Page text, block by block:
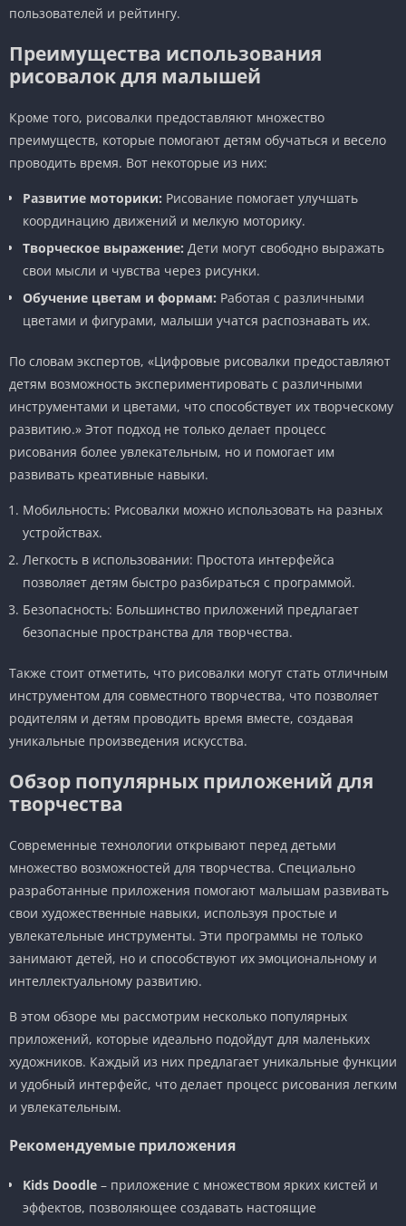
пользователей и рейтингу.
Преимущества использования
рисовалок для малышей
Кроме того, рисовалки предоставляют множество
преимуществ, которые помогают детям обучаться и весело
проводить время. Вот некоторые из них:
Развитие моторики: Рисование помогает улучшать
координацию движений и мелкую моторику.
Творческое выражение: Дети могут свободно выражать
свои мысли и чувства через рисунки.
Обучение цветам и формам: Работая с различными
цветами и фигурами, малыши учатся распознавать их.
По словам экспертов, «Цифровые рисовалки предоставляют
детям возможность экспериментировать с различными
инструментами и цветами, что способствует их творческому
развитию.» Этот подход не только делает процесс
рисования более увлекательным, но и помогает им
развивать креативные навыки.
Мобильность: Рисовалки можно использовать на разных
устройствах.
Легкость в использовании: Простота интерфейса
позволяет детям быстро разбираться с программой.
Безопасность: Большинство приложений предлагает
безопасные пространства для творчества.
Также стоит отметить, что рисовалки могут стать отличным
инструментом для совместного творчества, что позволяет
родителям и детям проводить время вместе, создавая
уникальные произведения искусства.
Обзор популярных приложений для
творчества
Современные технологии открывают перед детьми
множество возможностей для творчества. Специально
разработанные приложения помогают малышам развивать
свои художественные навыки, используя простые и
увлекательные инструменты. Эти программы не только
занимают детей, но и способствуют их эмоциональному и
интеллектуальному развитию.
В этом обзоре мы рассмотрим несколько популярных
приложений, которые идеально подойдут для маленьких
художников. Каждый из них предлагает уникальные функции
и удобный интерфейс, что делает процесс рисования легким
и увлекательным.
Рекомендуемые приложения
Kids Doodle – приложение с множеством ярких кистей и
эффектов, позволяющее создавать настоящие